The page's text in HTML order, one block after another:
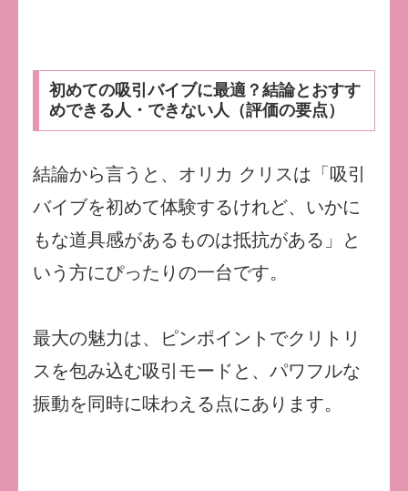
初めての吸引バイブに最適？結論とおすす
めできる人・できない人（評価の要点）
結論から言うと、オリカ クリスは「吸引
バイブを初めて体験するけれど、いかに
もな道具感があるものは抵抗がある」と
いう方にぴったりの一台です。
最大の魅力は、ピンポイントでクリトリ
スを包み込む吸引モードと、パワフルな
振動を同時に味わえる点にあります。